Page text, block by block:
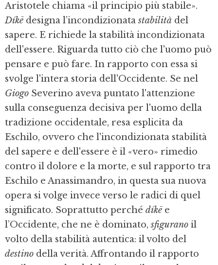
Aristotele chiama «il principio più stabile».
Díkēdesigna l’incondizionatastabilità del
sapere. E richiede la stabilità incondizionata
dell'essere. Riguarda tutto ciò che l'uomo può
pensare e può fare. In rapporto con essa si
svolge l'intera storia dell'Occidente. Se nel
Giogo Severino aveva puntato l'attenzione
sulla conseguenza decisiva per l'uomo della
tradizione occidentale, resa esplicita da
Eschilo, ovvero che l'incondizionata stabilità
del sapere e dell'essere è il «vero» rimedio
contro il dolore e la morte, e sul rapporto tra
Eschilo e Anassimandro, in questa sua nuova
opera si volge invece verso le radici di quel
significato. Soprattutto perché díkēe
l’Occidente, che ne è dominato,sfigurano il
volto della stabilità autentica: il volto del
destino della verità. Affrontando il rapporto